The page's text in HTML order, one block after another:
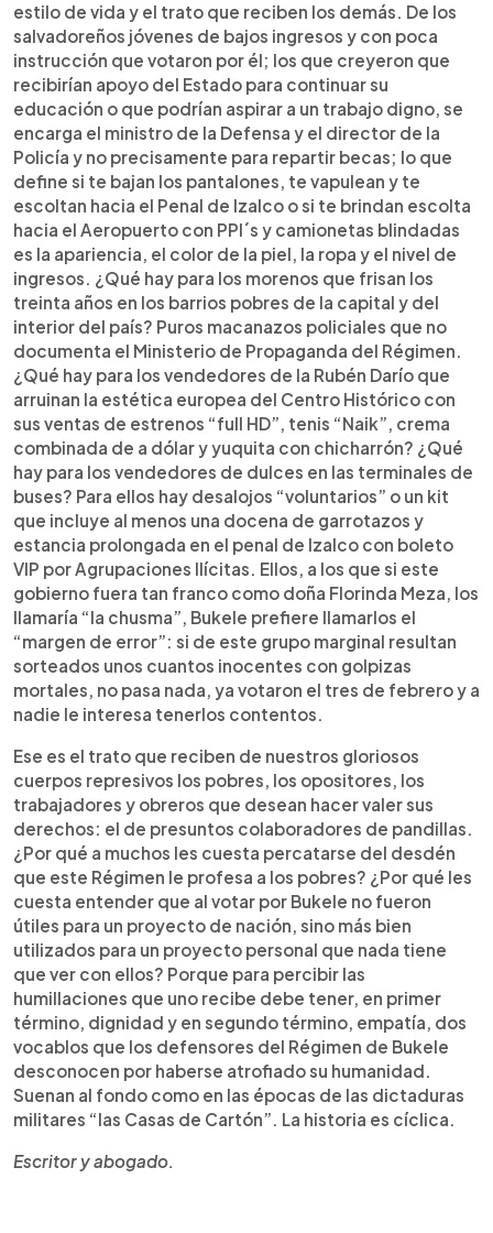
estilo de vida y el trato que reciben los demás. De los
salvadoreños jóvenes de bajos ingresos y con poca
instrucción que votaron por él; los que creyeron que
recibirían apoyo del Estado para continuar su
educación o que podrían aspirar a un trabajo digno, se
encarga el ministro de la Defensa y el director de la
Policía y no precisamente para repartir becas; lo que
define si te bajan los pantalones, te vapulean y te
escoltan hacia el Penal de Izalco o si te brindan escolta
hacia el Aeropuerto con PPI´s y camionetas blindadas
es la apariencia, el color de la piel, la ropa y el nivel de
ingresos. ¿Qué hay para los morenos que frisan los
treinta años en los barrios pobres de la capital y del
interior del país? Puros macanazos policiales que no
documenta el Ministerio de Propaganda del Régimen.
¿Qué hay para los vendedores de la Rubén Darío que
arruinan la estética europea del Centro Histórico con
sus ventas de estrenos “full HD”, tenis “Naik”, crema
combinada de a dólar y yuquita con chicharrón? ¿Qué
hay para los vendedores de dulces en las terminales de
buses? Para ellos hay desalojos “voluntarios” o un kit
que incluye al menos una docena de garrotazos y
estancia prolongada en el penal de Izalco con boleto
VIP por Agrupaciones Ilícitas. Ellos, a los que si este
gobierno fuera tan franco como doña Florinda Meza, los
llamaría “la chusma”, Bukele prefiere llamarlos el
“margen de error”: si de este grupo marginal resultan
sorteados unos cuantos inocentes con golpizas
mortales, no pasa nada, ya votaron el tres de febrero y a
nadie le interesa tenerlos contentos.
Ese es el trato que reciben de nuestros gloriosos
cuerpos represivos los pobres, los opositores, los
trabajadores y obreros que desean hacer valer sus
derechos: el de presuntos colaboradores de pandillas.
¿Por qué a muchos les cuesta percatarse del desdén
que este Régimen le profesa a los pobres? ¿Por qué les
cuesta entender que al votar por Bukele no fueron
útiles para un proyecto de nación, sino más bien
utilizados para un proyecto personal que nada tiene
que ver con ellos? Porque para percibir las
humillaciones que uno recibe debe tener, en primer
término, dignidad y en segundo término, empatía, dos
vocablos que los defensores del Régimen de Bukele
desconocen por haberse atrofiado su humanidad.
Suenan al fondo como en las épocas de las dictaduras
militares “las Casas de Cartón”. La historia es cíclica.
Escritor y abogado.